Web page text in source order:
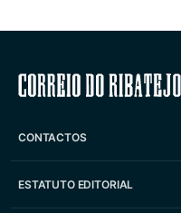
CONTACTOS
ESTATUTO EDITORIAL